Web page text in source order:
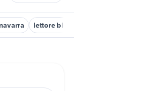
lettore blu ray philips